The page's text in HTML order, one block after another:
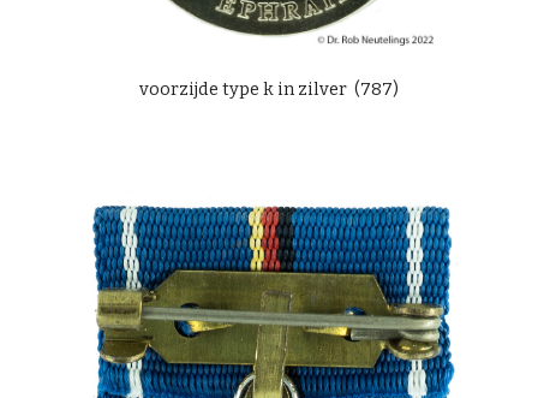
voorzijde type k in zilver (787)